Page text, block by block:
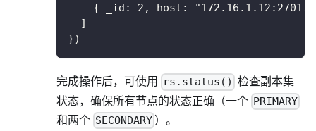
{ _id: 2, host:
  ]
})
完成操作后，可使用 rs.status() 检查副本集
状态，确保所有节点的状态正确（一个 PRIMARY
和两个 SECONDARY ）。